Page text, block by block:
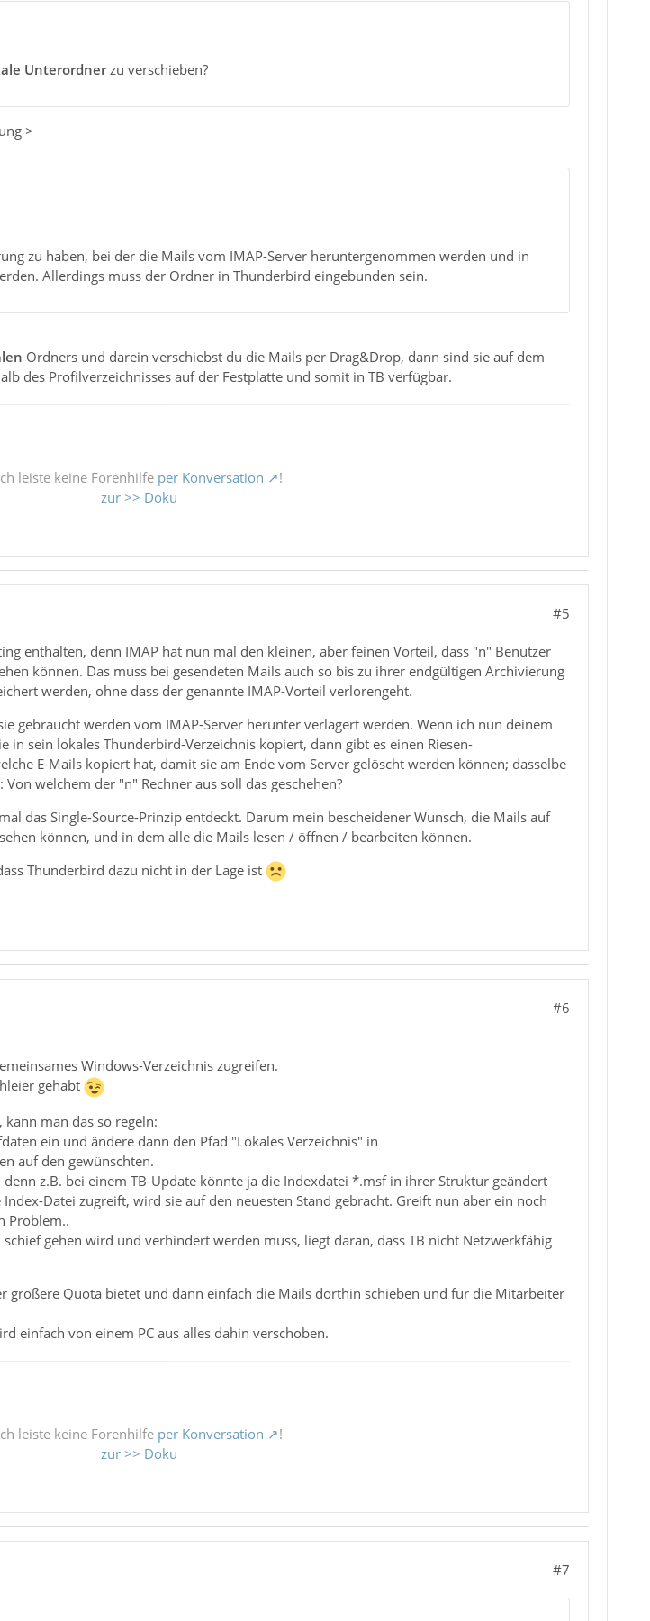
Unterordnerzu verschieben?
>
zu haben, bei der die Mails vom IMAP-Server heruntergenommen werden und in
Allerdings muss der Ordner in Thunderbird eingebunden sein.
Ordners und darein verschiebst du die Mails per Drag&Drop, dann sind sie auf dem
des Profilverzeichnisses auf der Festplatte und somit in TB verfügbar.
leiste keine Forenhilfe per Konversation
!
zur >> Doku
#5
enthalten, denn IMAP hat nun mal den kleinen, aber feinen Vorteil, dass "n" Benutzer
können. Das muss bei gesendeten Mails auch so bis zu ihrer endgültigen Archivierung
werden, ohne dass der genannte IMAP-Vorteil verlorengeht.
gebraucht werden vom IMAP-Server herunter verlagert werden. Wenn ich nun deinem
in sein lokales Thunderbird-Verzeichnis kopiert, dann gibt es einen Riesen-
E-Mails kopiert hat, damit sie am Ende vom Server gelöscht werden können; dasselbe
welchem der "n" Rechner aus soll das geschehen?
das Single-Source-Prinzip entdeckt. Darum mein bescheidener Wunsch, die Mails auf
können, und in dem alle die Mails lesen / öffnen / bearbeiten können.
Thunderbird dazu nicht in der Lage ist
#6
Windows-Verzeichnis zugreifen.
gehabt
man das so regeln:
ein und ändere dann den Pfad "Lokales Verzeichnis" in
auf den gewünschten.
z.B. bei einem TB-Update könnte ja die Indexdatei *.msf in ihrer Struktur geändert
Datei zugreift, wird sie auf den neuesten Stand gebracht. Greift nun aber ein noch
Problem..
gehen wird und verhindert werden muss, liegt daran, dass TB nicht Netzwerkfähig
größere Quota bietet und dann einfach die Mails dorthin schieben und für die Mitarbeiter
einfach von einem PC aus alles dahin verschoben.
leiste keine Forenhilfe per Konversation
!
zur >> Doku
#7